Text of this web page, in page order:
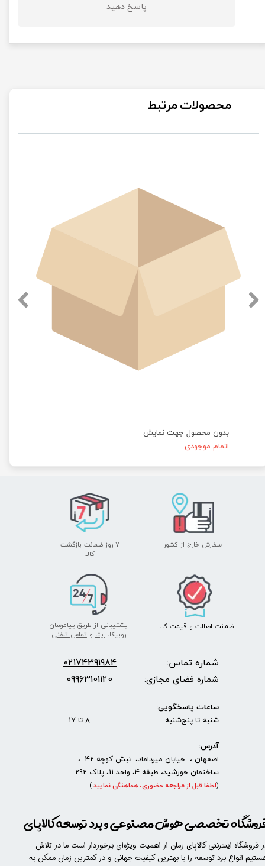
★
★★ ★
پاسخ دهید
محصولات مرتبط
بدون محصول جهت نمایش
اتمام موجودی
پشتیبانی از طریق پیامرسان
روبیکا،ایتا وتماس تلفنی
سفارش خارج از کشور
۷ روز ضمانت بازگشت
​​​​​​​کالا
ضمانت اصالت و قیمت​​​​​​​ کالا ​​​​​​​
تخصصی هوش مصنوعی و برد توسعه کالاپای
فروشگاه اینترنتی کالاپای زمان از اهمیت ویژه‌ای برخوردار است ما در تلاش
انواع برد توسعه را با​​​ بهترین کیفیت جهانی و در کمترین زمان ممکن به
شماره تماس: 02174391984
شماره فضای مجازی: 09963101120
ساعات پاسخگویی:
شنبه تا پنج‌شنبه: 8 تا 17
آدرس:
اصفهان ، خیابان میرداماد، نبش کوچه 42 ،
ساختمان خورشید، طبقه 4، واحد 11، پلاک 292
(لطفا قبل از مراجعه حضوری، هماهنگی نمایید.
)